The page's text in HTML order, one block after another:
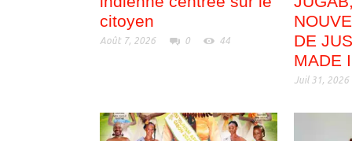
citoyen
Août 7, 2026 0 44
DE
MADE
Juil 31, 2026